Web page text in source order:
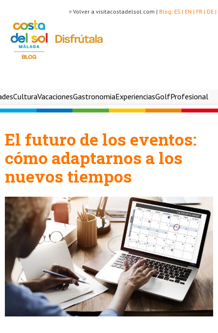
DE |
FR |
EN |
ES |
Blog:
> Volver a visitacostadelsol.com |
CulturaVacacionesGastronomiaExperienciasGolfProfesional
El futuro de los eventos:
cómo adaptarnos a los
nuevos tiempos